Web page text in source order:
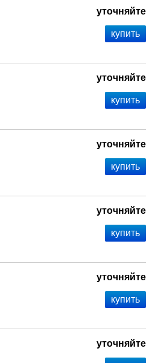
уточняйте
уточняйте
уточняйте
уточняйте
уточняйте
уточняйте